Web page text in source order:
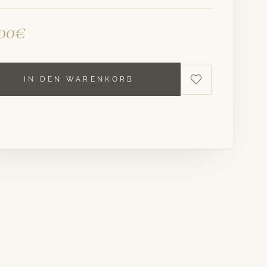
IN DEN WARENKORB